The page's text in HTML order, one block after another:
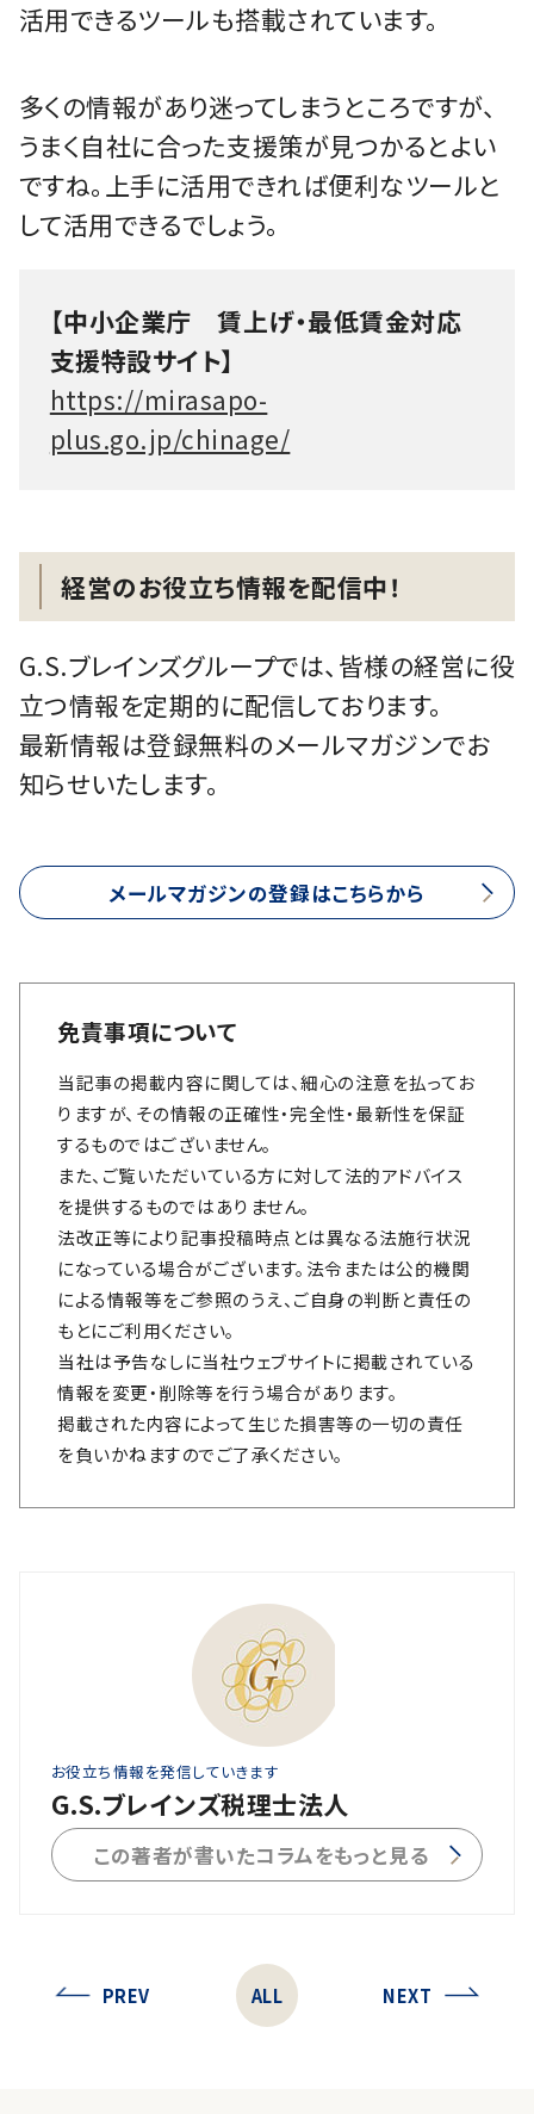
活用できるツールも搭載されています。
多くの情報があり迷ってしまうところですが、
うまく自社に合った支援策が見つかるとよい
ですね。上手に活用できれば便利なツールと
して活用できるでしょう。
【中小企業庁 賃上げ・最低賃金対応
支援特設サイト】
https://mirasapo-
plus.go.jp/chinage/
経営のお役立ち情報を配信中！
G.S.ブレインズグループでは、皆様の経営に役
立つ情報を定期的に配信しております。
最新情報は登録無料のメールマガジンでお
知らせいたします。
メールマガジンの登録はこちらから
免責事項について
当記事の掲載内容に関しては、細心の注意を払ってお
りますが、その情報の正確性・完全性・最新性を保証
するものではございません。
また、ご覧いただいている方に対して法的アドバイス
を提供するものではありません。
法改正等により記事投稿時点とは異なる法施行状況
になっている場合がございます。法令または公的機関
による情報等をご参照のうえ、ご自身の判断と責任の
もとにご利用ください。
当社は予告なしに当社ウェブサイトに掲載されている
情報を変更・削除等を行う場合があります。
掲載された内容によって生じた損害等の一切の責任
を負いかねますのでご了承ください。
お役立ち情報を発信していきます
G.S.ブレインズ税理士法人
この著者が書いたコラムをもっと見る
PREV ALL NEXT